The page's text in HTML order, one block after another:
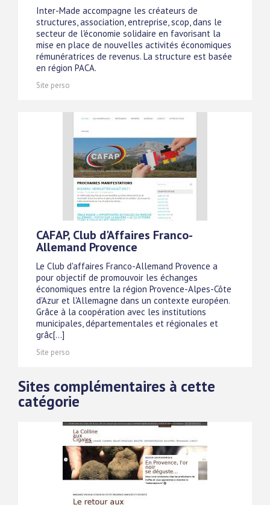
Inter-Made accompagne les créateurs de
structures, association, entreprise, scop, dans le
secteur de l'économie solidaire en favorisant la
mise en place de nouvelles activités économiques
rémunératrices de revenus. La structure est basée
en région PACA.
Site perso
CAFAP, Club d'Affaires Franco-
Allemand Provence
Le Club d'affaires Franco-Allemand Provence a
pour objectif de promouvoir les échanges
économiques entre la région Provence-Alpes-Côte
d'Azur et l'Allemagne dans un contexte européen.
Grâce à la coopération avec les institutions
municipales, départementales et régionales et
grâc[...]
Site perso
Sites complémentaires à cette
catégorie